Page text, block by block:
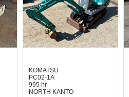
KOMATSU
PC02-1A
995 hr
NORTH KANTO